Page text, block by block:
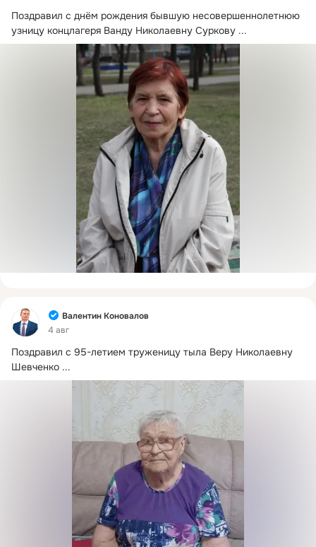
Поздравил с днём рождения бывшую несовершеннолетнюю
узницу концлагеря Ванду Николаевну Суркову ...
Фид
Валентин Коновалов
4 авг
Поздравил с 95-летием труженицу тыла Веру Николаевну
Шевченко ...